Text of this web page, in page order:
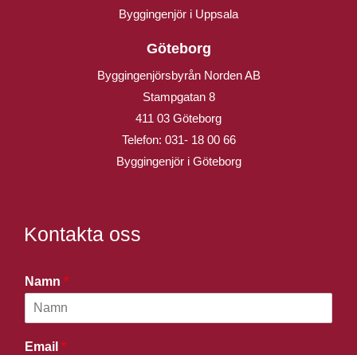
Byggingenjör i Uppsala
Göteborg
Byggingenjörsbyrån Norden AB
Stampgatan 8
411 03 Göteborg
Telefon: 031- 18 00 66
Byggingenjör i Göteborg
Kontakta oss
Namn *
Email *